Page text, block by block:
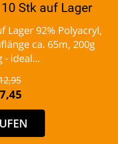
Stk auf Lager
Lager 92% Polyacryl,
ca. 65m, 200g
- ideal...